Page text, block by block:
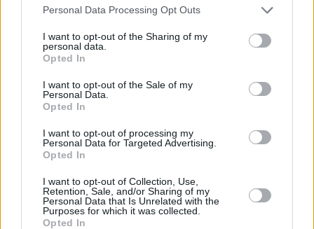
Please note that this website/app uses one or more Google
not limited to your visit or usage behaviour. You may click to
grant or deny consent to Google and its third-party tags to
use your data for below specified purposes in below Google
consent section.
Personal Data Processing Opt Outs
I want to opt-out of the Sharing of my
personal data.
Opted In
I want to opt-out of the Sale of my
Personal Data.
Opted In
I want to opt-out of processing my
Personal Data for Targeted Advertising.
Opted In
I want to opt-out of Collection, Use,
Retention, Sale, and/or Sharing of my
Personal Data that Is Unrelated with the
Purposes for which it was collected.
Opted In
“Να ολοκληρωθεί πρώτα το πρωτάθλημα και
τότε θα
μάθετε σε ποιον έκανα πρόταση. Πρόκειται για κάποιον
δεν υπάρχει προπονητής στον κόσμο που να μη
θέλει στην ομάδα του”.
Προφανώς θα είναι κάποιο πολύ μεγάλο όνομα, οπότε
αποκαλύψει ο Δημήτρης Γιαννακόπουλος κι αν θα γίνει
αποδεκτή η πρόταση του.
Διαβάστε ακόμα